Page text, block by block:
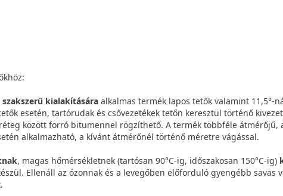
kialakítására alkalmas termék lapos tetők valamint 11,5°-
esetén, tartórudak és csővezetékek tetőn keresztül történő
között forró bitumennel rögzíthető. A termék többféle átmérőjű,
alkalmazható, a kívánt átmérőnél történő méretre vágással.
, magas hőmérsékletnek (tartósan 90°C-ig, időszakosan 150°C-ig)
Ellenáll az ózonnak és a levegőben előforduló gyengébb savas